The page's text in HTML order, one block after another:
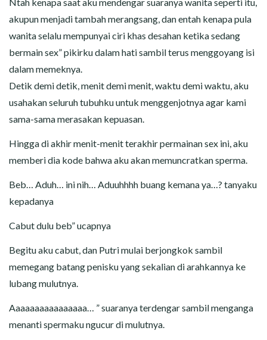
Ntah kenapa saat aku mendengar suaranya wanita seperti itu,
akupun menjadi tambah merangsang, dan entah kenapa pula
wanita selalu mempunyai ciri khas desahan ketika sedang
bermain sex” pikirku dalam hati sambil terus menggoyang isi
dalam memeknya.
Detik demi detik, menit demi menit, waktu demi waktu, aku
usahakan seluruh tubuhku untuk menggenjotnya agar kami
sama-sama merasakan kepuasan.
Hingga di akhir menit-menit terakhir permainan sex ini, aku
memberi dia kode bahwa aku akan memuncratkan sperma.
Beb… Aduh… ini nih… Aduuhhhh buang kemana ya…? tanyaku
kepadanya
Cabut dulu beb” ucapnya
Begitu aku cabut, dan Putri mulai berjongkok sambil
memegang batang penisku yang sekalian di arahkannya ke
lubang mulutnya.
Aaaaaaaaaaaaaaaa… ” suaranya terdengar sambil menganga
menanti spermaku ngucur di mulutnya.